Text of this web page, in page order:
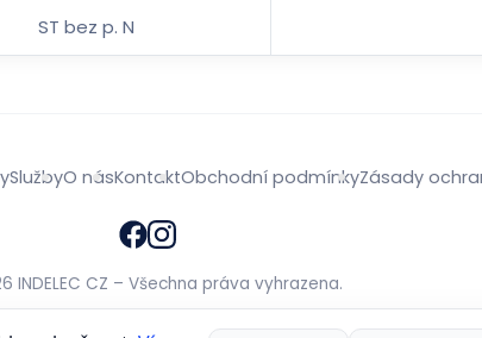
ST bez p. N
SlužbyO násKontaktObchodní podmínkyZásady
INDELEC CZ – Všechna práva vyhrazena.